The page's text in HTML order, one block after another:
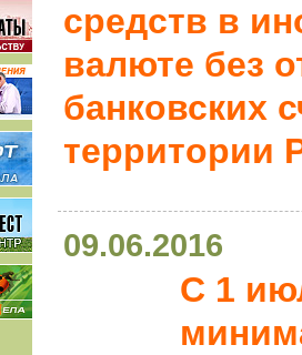
средств в
валюте без
банковских
территории
09.06.2016
С 1